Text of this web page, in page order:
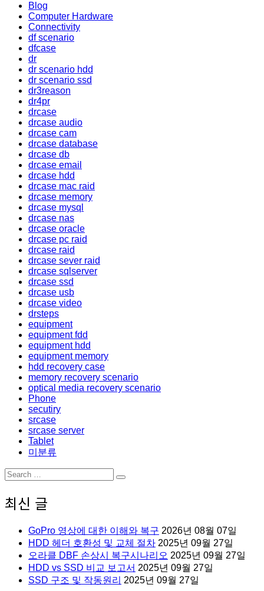
Blog
Computer Hardware
Connectivity
df scenario
dfcase
dr
dr scenario hdd
dr scenario ssd
dr3reason
dr4pr
drcase
drcase audio
drcase cam
drcase database
drcase db
drcase email
drcase hdd
drcase mac raid
drcase memory
drcase mysql
drcase nas
drcase oracle
drcase pc raid
drcase raid
drcase sever raid
drcase sqlserver
drcase ssd
drcase usb
drcase video
drsteps
equipment
equipment fdd
equipment hdd
equipment memory
hdd recovery case
memory recovery scenario
optical media recovery scenario
Phone
secutiry
srcase
srcase server
Tablet
미분류
Search
for:
Search
최신 글
GoPro 영상에 대한 이해와 복구 2026년 08월 07일
HDD 헤더 호환성 및 교체 절차 2025년 09월 27일
오라클 DBF 손상시 복구시나리오 2025년 09월 27일
HDD vs SSD 비교 보고서 2025년 09월 27일
SSD 구조 및 작동원리 2025년 09월 27일